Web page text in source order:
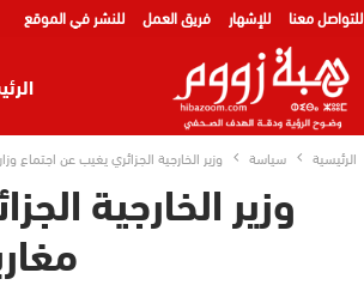
للتواصل معنا للإشهار فريق العمل للنشر في الموقع
الرئيسية سياسة وزير الخارجية الجزائري يغيب عن اجتماع
وزير الخارجية